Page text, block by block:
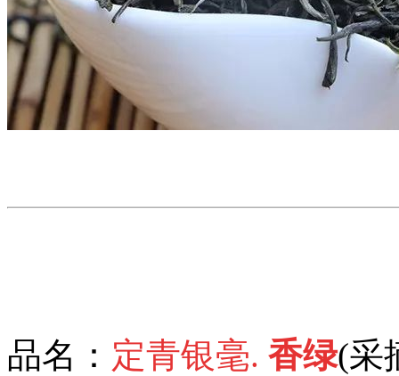
品名： 定青银毫. 香绿(采